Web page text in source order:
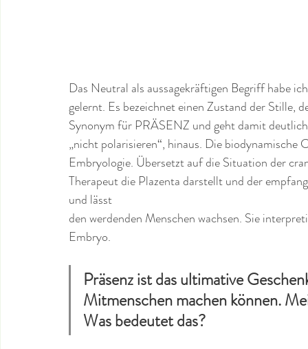
Das Neutral als aussagekräftigen Begriff habe
gelernt. Es bezeichnet einen Zustand der
Synonym für PRÄSENZ und geht damit
„nicht polarisieren“, hinaus. Die
Embryologie. Übersetzt auf die Situation der
Therapeut die Plazenta darstellt und der
und lässt
den werdenden Menschen wachsen. Sie
Embryo.
Präsenz ist das ultimative
Mitmenschen machen können.
Was bedeutet das?